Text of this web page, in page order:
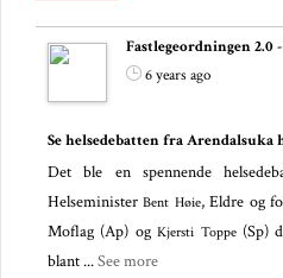
Fastlegeordningen
6 years ago
Se helsedebatten fra Arendalsuka
Det ble en spennende
HelseministerBent Høie, Eldre og
Moflag (Ap) ogKjersti Toppe(Sp)
blant...See more